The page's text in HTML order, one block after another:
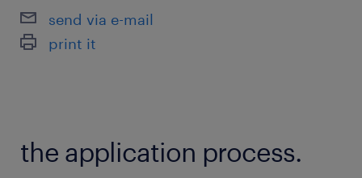
mouwen te steken en denkt oplossingsgericht.
Je hebt een zeer goede kennis Nederlands, voor
send via e-mail
print it
the application process.